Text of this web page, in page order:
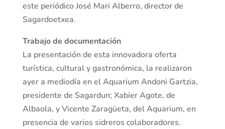
este periódico José Mari Alberro, director de
Sagardoetxea.
Trabajo de documentación
La presentación de esta innovadora oferta
turística, cultural y gastronómica, la realizaron
ayer a mediodía en el Aquarium Andoni Gartzia,
presidente de Sagardun; Xabier Agote, de
Albaola, y Vicente Zaragüeta, del Aquarium, en
presencia de varios sidreros colaboradores.